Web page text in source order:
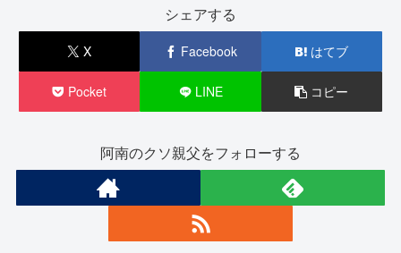
シェアする
X Facebook はてブ
Pocket LINE コピー
阿南のクソ親父をフォローする